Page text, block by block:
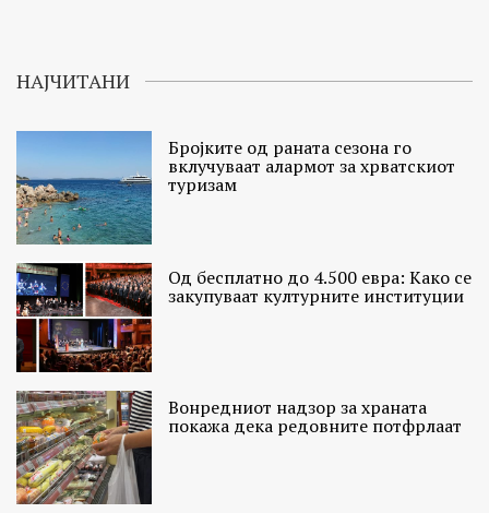
НАЈЧИТАНИ
Бројките од раната сезона го
вклучуваат алармот за хрватскиот
туризам
Од бесплатно до 4.500 евра: Како се
закупуваат културните институции
Вонредниот надзор за храната
покажа дека редовните потфрлаат